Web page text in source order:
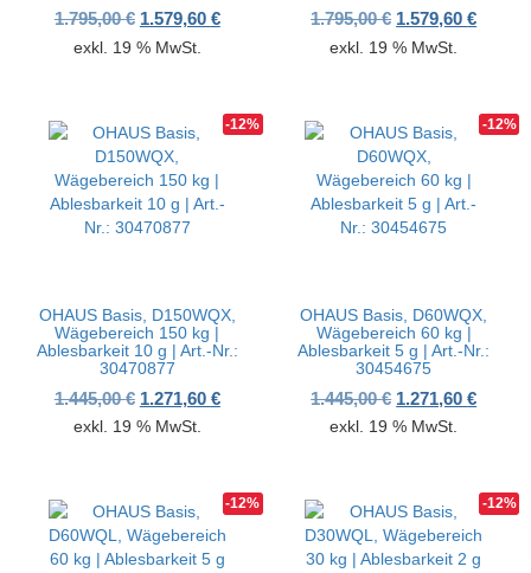
1.795,00€ Ursprünglicher Preis war: 1.795,00 €
1.579,60 €Aktueller Preis ist: 1.579,60 €.
exkl. 19 % MwSt.
1.795,00€ Ursprünglicher
1.579,60€
exkl. 19 % MwSt.
-12%
OHAUS Basis, D150WQX,
Wägebereich 150 kg |
Ablesbarkeit 10 g | Art.-Nr.:
30470877
1.445,00€ Ursprünglicher Preis war: 1.445,00 €
1.271,60 €Aktueller Preis ist: 1.271,60 €.
exkl. 19 % MwSt.
-12%
OHAUS Basis, D60WQX,
Wägebereich 60 kg |
Ablesbarkeit 5 g | Art.-Nr.:
30454675
1.445,00€ Ursprünglicher
1.271,60€
exkl. 19 % MwSt.
-12% -12%